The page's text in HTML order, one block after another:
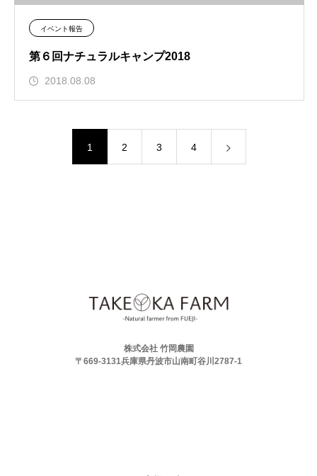
イベント報告
第６回ナチュラルキャンプ2018
2018.08.08
1 2 3 4
株式会社 竹岡農園
〒669-3131兵庫県丹波市山南町谷川2787-1